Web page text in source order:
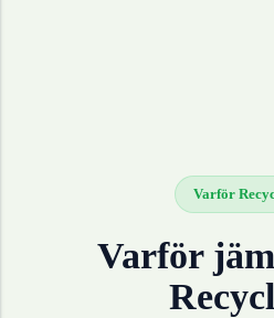
Varför
Varför